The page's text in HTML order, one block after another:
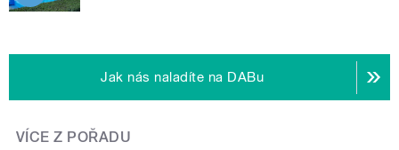
Jak nás naladíte na DABu
VÍCE Z POŘADU